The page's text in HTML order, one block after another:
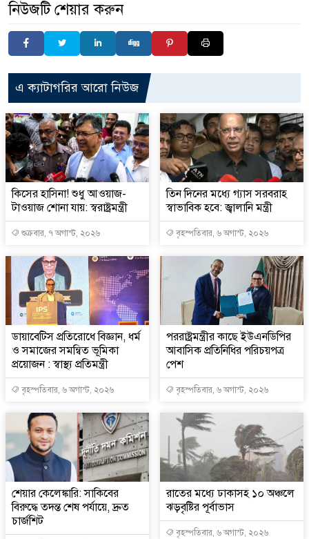
নিউজটি শেয়ার করুন
এ ক্যাটাগরির আরো নিউজ
কিসের হাসিনা! শুধু আওয়াজ-
টাওয়াজ শোনা যায়: স্বরাষ্ট্রমন্ত্রী
শুক্রবার, ৭ অগাস্ট, ২০২৬
তিন দিনের মধ্যে গ্যাস সরবরাহ
স্বাভাবিক হবে: জ্বালানি মন্ত্রী
বৃহস্পতিবার, ৬ অগাস্ট, ২০২৬
ডায়াবেটিস প্রতিরোধে বিজ্ঞান, ধর্ম
ও সমাজের সমন্বিত ভূমিকা
প্রয়োজন : স্বাস্থ্য প্রতিমন্ত্রী
বৃহস্পতিবার, ৬ অগাস্ট, ২০২৬
পররাষ্ট্রমন্ত্রীর কা‌ছে ইউএনডিপির
আবাসিক প্রতিনিধির পরিচয়পত্র
পেশ
বৃহস্পতিবার, ৬ অগাস্ট, ২০২৬
শেয়ার কেলেঙ্কারি: সাকিবের
বিরুদ্ধে তদন্ত শেষ পর্যায়ে, দ্রুত
চার্জশিট
রাতের মধ্যে ঢাকাসহ ১০ অঞ্চলে
ঝড়বৃষ্টির পূর্বাভাস
বৃহস্পতিবার, ৬ অগাস্ট, ২০২৬